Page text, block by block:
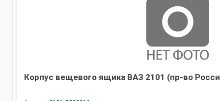
Корпус вещевого ящика ВАЗ 2101 (пр-во